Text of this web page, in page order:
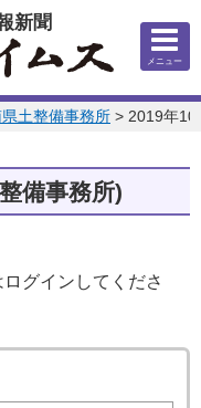
新聞
メニュー
土整備事務所 > 2019年
備事務所)
グインしてくださ